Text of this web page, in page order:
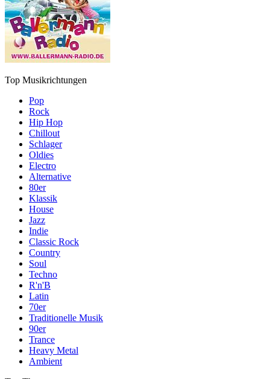
Top Musikrichtungen
Pop
Rock
Hip Hop
Chillout
Schlager
Oldies
Electro
Alternative
80er
Klassik
House
Jazz
Indie
Classic Rock
Country
Soul
Techno
R'n'B
Latin
70er
Traditionelle Musik
90er
Trance
Heavy Metal
Ambient